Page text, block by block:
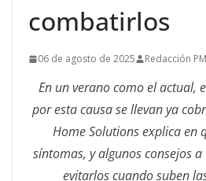
combatirlos
06 de agosto de 2025 Redacción PM
En un verano como el actual,
por esta causa se llevan ya
Home Solutions explica en
síntomas, y algunos consejos
evitarlos cuando suben